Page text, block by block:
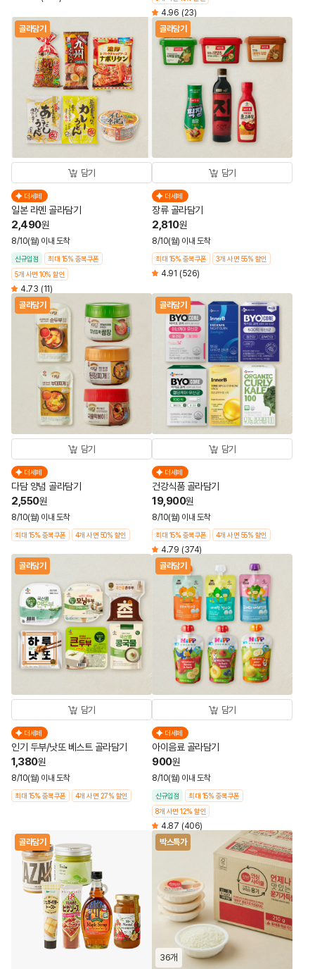
4.96 (23)
골라담기
담기
더세페
일본 라멘 골라담기
2,490원
8/10(월) 이내 도착
신규입점
최대 15% 중복쿠폰
5개 사면 10% 할인
4.73 (11)
골라담기
담기
더세페
장류 골라담기
2,810원
8/10(월) 이내 도착
최대 15% 중복쿠폰 3개 사면 55% 할인
4.91 (526)
골라담기
담기
더세페
다담 양념 골라담기
2,550원
8/10(월) 이내 도착
최대 15% 중복쿠폰 4개 사면 50% 할인
골라담기
담기
더세페
건강식품 골라담기
19,900원
8/10(월) 이내 도착
최대 15% 중복쿠폰 4개 사면 55% 할인
4.79 (374)
골라담기
담기
더세페
인기 두부/낫또 베스트 골라담기
1,380원
8/10(월) 이내 도착
최대 15% 중복쿠폰 4개 사면 27% 할인
골라담기
담기
더세페
아이음료 골라담기
900원
8/10(월) 이내 도착
신규입점
최대 15% 중복쿠폰
8개 사면 12% 할인
4.87 (406)
골라담기
박스특가
36개